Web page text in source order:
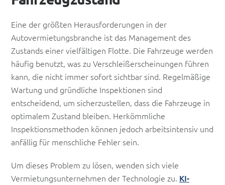
Eine der größten Herausforderungen in der
Autovermietungsbranche ist das Management des
Zustands einer vielfältigen Flotte. Die Fahrzeuge werden
häufig benutzt, was zu Verschleißerscheinungen führen
kann, die nicht immer sofort sichtbar sind. Regelmäßige
Wartung und gründliche Inspektionen sind
entscheidend, um sicherzustellen, dass die Fahrzeuge in
optimalem Zustand bleiben. Herkömmliche
Inspektionsmethoden können jedoch arbeitsintensiv und
anfällig für menschliche Fehler sein.
Um dieses Problem zu lösen, wenden sich viele
Vermietungsunternehmen der Technologie zu. KI-